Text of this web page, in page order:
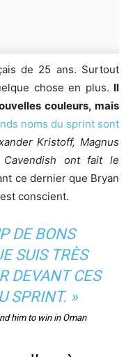
de 25 ans. Surtout
chose en plus. Il
couleurs, mais
noms du sprint sont
Kristoff, Magnus
ont fait le
ce dernier que Bryan
conscient.
DE BONS
SUIS TRÈS
DEVANT CES
SPRINT. »
him to win in Oman